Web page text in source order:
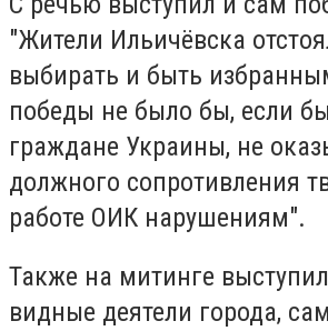
"Жители Ильичёвска
выбирать и быть
победы не было бы, если
граждане Украины, не
должного сопротивления
работе ОИК нарушениям".
Также на митинге
видные деятели города,